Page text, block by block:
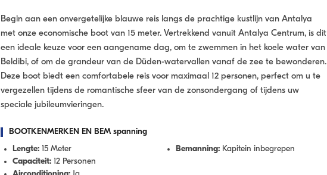
Begin aan een onvergetelijke blauwe reis langs de prachtige kustlijn van Antalya
met onze economische boot van 15 meter. Vertrekkend vanuit Antalya Centrum, is dit
een ideale keuze voor een aangename dag, om te zwemmen in het koele water van
Beldibi, of om de grandeur van de Düden-watervallen vanaf de zee te bewonderen.
Deze boot biedt een comfortabele reis voor maximaal 12 personen, perfect om u te
vergezellen tijdens de romantische sfeer van de zonsondergang of tijdens uw
speciale jubileumvieringen.
BOOTKENMERKEN EN BEM spanning
Lengte: 15 Meter
Capaciteit: 12 Personen
Bemanning: Kapitein inbegrepen